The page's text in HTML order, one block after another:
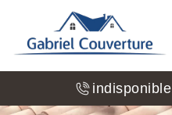
indisponible